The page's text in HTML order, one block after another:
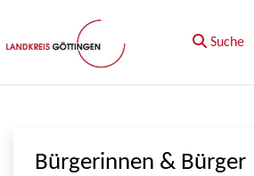
Zum Hauptinhalt springen
Suche
Bürgerinnen & Bürger